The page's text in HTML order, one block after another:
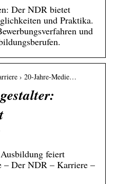
Der NDR bietet
und Praktika.
und
› 20-Jahre-Medie…
feiert
– Der NDR – Karriere –